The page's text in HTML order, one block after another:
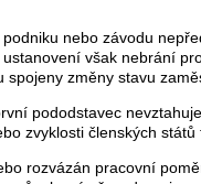
nebo závodu
však nebrání
změny stavu
pododstavec
zvyklosti členských
rozvázán pracovní